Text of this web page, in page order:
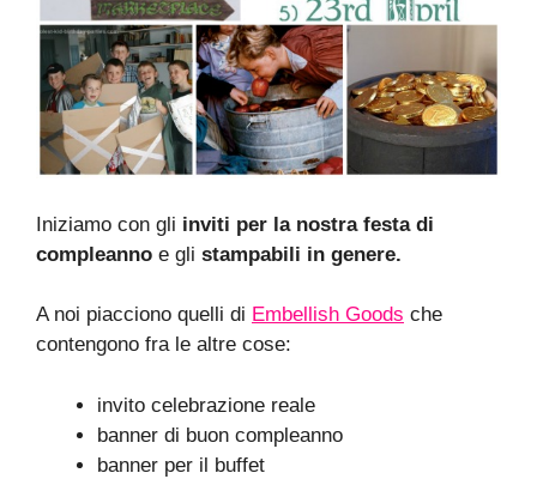
Iniziamo con gli inviti per la nostra festa di
compleanno e gli stampabili in genere.
A noi piacciono quelli di Embellish Goods che
contengono fra le altre cose:
invito celebrazione reale
banner di buon compleanno
banner per il buffet